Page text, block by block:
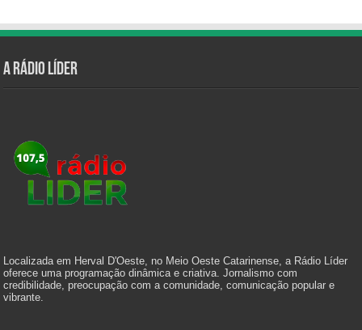
A Rádio Líder
Localizada em Herval D'Oeste, no Meio Oeste Catarinense, a Rádio Líder
oferece uma programação dinâmica e criativa. Jornalismo com
credibilidade, preocupação com a comunidade, comunicação popular e
vibrante.